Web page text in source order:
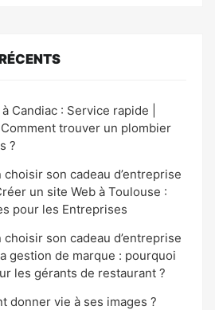
Candiac : Service rapide |
Comment trouver un plombier
?
son cadeau d’entreprise
un site Web à Toulouse :
pour les Entreprises
son cadeau d’entreprise
gestion de marque : pourquoi
les gérants de restaurant ?
donner vie à ses images ?